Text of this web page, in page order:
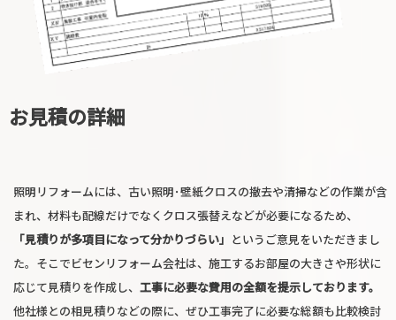
お見積の詳細
照明リフォームには、古い照明･壁紙クロスの撤去や清掃などの作業が含
まれ、材料も配線だけでなくクロス張替えなどが必要になるため、
「見積りが多項目になって分かりづらい」 というご意見をいただきまし
た。そこでビセンリフォーム会社は、施工するお部屋の大きさや形状に
応じて見積りを作成し、 工事に必要な費用の全額を提示しております。
他社様との相見積りなどの際に、ぜひ工事完了に必要な総額も比較検討